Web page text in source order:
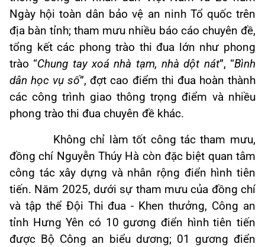
Ngày hội toàn dân bảo vệ an ninh Tổ quốc trên
địa bàn tỉnh; tham mưu nhiều báo cáo chuyên đề,
tổng kết các phong trào thi đua lớn như phong
trào “Chung tay xoá nhà tạm, nhà dột nát”, “Bình
dân học vụ số”, đợt cao điểm thi đua hoàn thành
các công trình giao thông trọng điểm và nhiều
phong trào thi đua chuyên đề khác.
Không chỉ làm tốt công tác tham mưu,
đồng chí Nguyễn Thúy Hà còn đặc biệt quan tâm
công tác xây dựng và nhân rộng điển hình tiên
tiến. Năm 2025, dưới sự tham mưu của đồng chí
và tập thể Đội Thi đua - Khen thưởng, Công an
tỉnh Hưng Yên có 10 gương điển hình tiên tiến
được Bộ Công an biểu dương; 01 gương điển